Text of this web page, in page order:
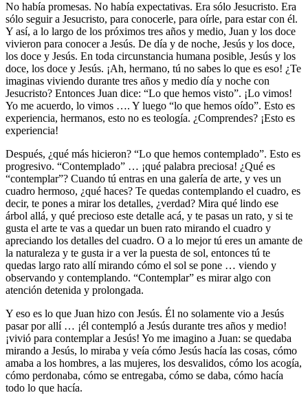
No había promesas. No había expectativas. Era sólo Jesucristo. Era
sólo seguir a Jesucristo, para conocerle, para oírle, para estar con él.
Y así, a lo largo de los próximos tres años y medio, Juan y los doce
vivieron para conocer a Jesús. De día y de noche, Jesús y los doce,
los doce y Jesús. En toda circunstancia humana posible, Jesús y los
doce, los doce y Jesús. ¡Ah, hermano, tú no sabes lo que es eso! ¿Te
imaginas viviendo durante tres años y medio día y noche con
Jesucristo? Entonces Juan dice: “Lo que hemos visto”. ¡Lo vimos!
Yo me acuerdo, lo vimos …. Y luego “lo que hemos oído”. Esto es
experiencia, hermanos, esto no es teología. ¿Comprendes? ¡Esto es
experiencia!
Después, ¿qué más hicieron? “Lo que hemos contemplado”. Esto es
progresivo. “Contemplado” … ¡qué palabra preciosa! ¿Qué es
“contemplar”? Cuando tú entras en una galería de arte, y ves un
cuadro hermoso, ¿qué haces? Te quedas contemplando el cuadro, es
decir, te pones a mirar los detalles, ¿verdad? Mira qué lindo ese
árbol allá, y qué precioso este detalle acá, y te pasas un rato, y si te
gusta el arte te vas a quedar un buen rato mirando el cuadro y
apreciando los detalles del cuadro. O a lo mejor tú eres un amante de
la naturaleza y te gusta ir a ver la puesta de sol, entonces tú te
quedas largo rato allí mirando cómo el sol se pone … viendo y
observando y contemplando. “Contemplar” es mirar algo con
atención detenida y prolongada.
Y eso es lo que Juan hizo con Jesús. Él no solamente vio a Jesús
pasar por allí … ¡él contempló a Jesús durante tres años y medio!
¡vivió para contemplar a Jesús! Yo me imagino a Juan: se quedaba
mirando a Jesús, lo miraba y veía cómo Jesús hacía las cosas, cómo
amaba a los hombres, a las mujeres, los desvalidos, cómo los acogía,
cómo perdonaba, cómo se entregaba, cómo se daba, cómo hacía
todo lo que hacía.